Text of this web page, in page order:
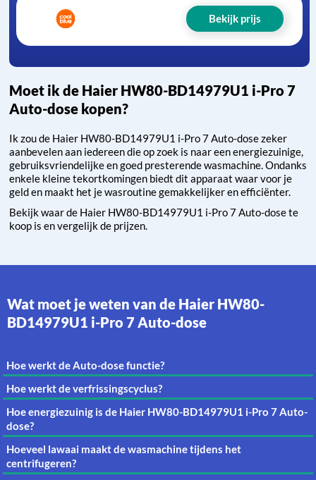
Moet ik de Haier HW80-BD14979U1 i-Pro 7
Auto-dose kopen?
Ik zou de Haier HW80-BD14979U1 i-Pro 7 Auto-dose zeker
aanbevelen aan iedereen die op zoek is naar een energiezuinige,
gebruiksvriendelijke en goed presterende wasmachine. Ondanks
enkele kleine tekortkomingen biedt dit apparaat waar voor je
geld en maakt het je wasroutine gemakkelijker en efficiënter.
Bekijk waar de Haier HW80-BD14979U1 i-Pro 7 Auto-dose te
koop is en vergelijk de prijzen.
Bekijk prijs
Wat moet je weten van de Haier HW80-
BD14979U1 i-Pro 7 Auto-dose
Hoe werkt de Auto-dose functie?
Hoe werkt de verfrissingscyclus?
Hoe energiezuinig is de Haier HW80-BD14979U1 i-Pro 7 Auto-
dose?
Hoeveel lawaai maakt de wasmachine tijdens het
centrifugeren?